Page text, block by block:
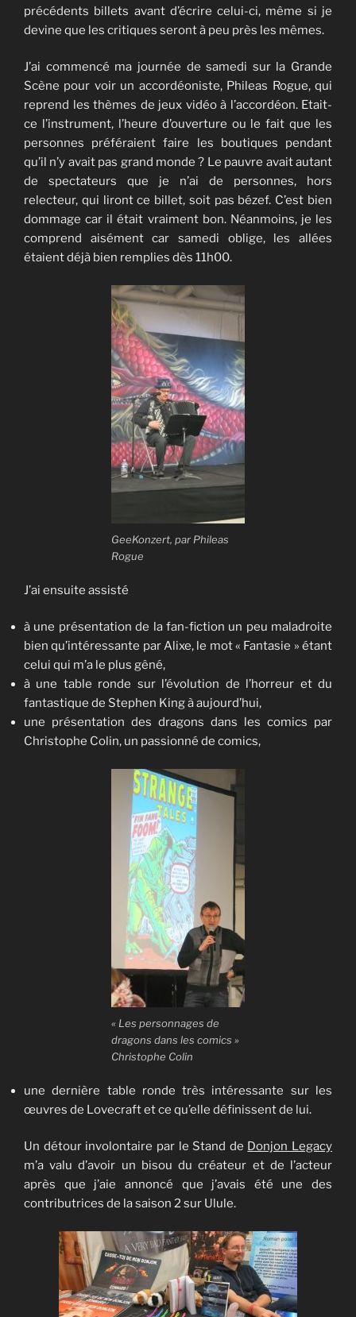
précédents billets avant d’écrire celui-ci, même si je
devine que les critiques seront à peu près les mêmes.
J’ai commencé ma journée de samedi sur la Grande
Scène pour voir un accordéoniste, Phileas Rogue, qui
reprend les thèmes de jeux vidéo à l’accordéon. Etait-
ce l’instrument, l’heure d’ouverture ou le fait que les
personnes préféraient faire les boutiques pendant
qu’il n’y avait pas grand monde ? Le pauvre avait autant
de spectateurs que je n’ai de personnes, hors
relecteur, qui liront ce billet, soit pas bézef. C’est bien
dommage car il était vraiment bon. Néanmoins, je les
comprend aisément car samedi oblige, les allées
étaient déjà bien remplies dès 11h00.
GeeKonzert, par Phileas
Rogue
J’ai ensuite assisté
à une présentation de la fan-fiction un peu maladroite
bien qu’intéressante par Alixe, le mot « Fantasie » étant
celui qui m’a le plus gêné,
à une table ronde sur l’évolution de l’horreur et du
fantastique de Stephen King à aujourd’hui,
une présentation des dragons dans les comics par
Christophe Colin, un passionné de comics,
« Les personnages de
dragons dans les comics »
Christophe Colin
une dernière table ronde très intéressante sur les
œuvres de Lovecraft et ce qu’elle définissent de lui.
Un détour involontaire par le Stand de Donjon Legacy
m’a valu d’avoir un bisou du créateur et de l’acteur
après que j’aie annoncé que j’avais été une des
contributrices de la saison 2 sur Ulule.